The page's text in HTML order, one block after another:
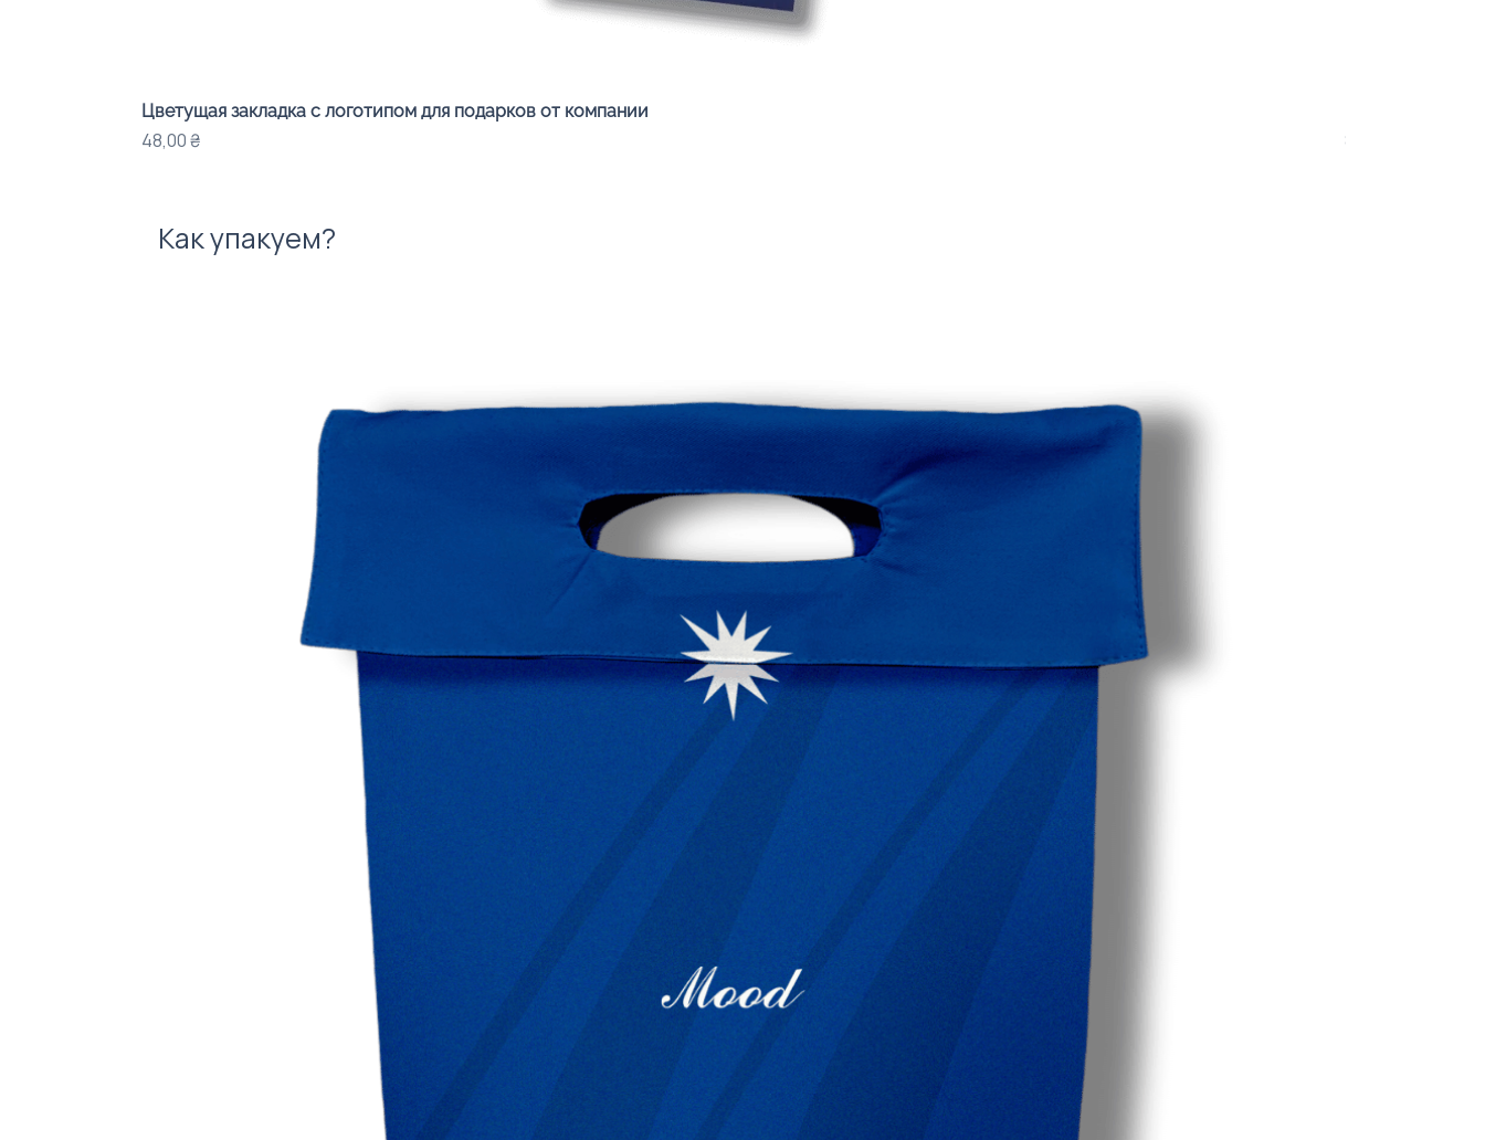
Цветущая закладка с логотипом для подарков от компании
Цена
48,00 ₴ Цена
840,00 ₴
Как упакуем?